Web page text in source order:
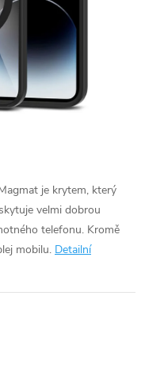
je krytem, který
velmi dobrou
telefonu. Kromě
mobilu. Detailní